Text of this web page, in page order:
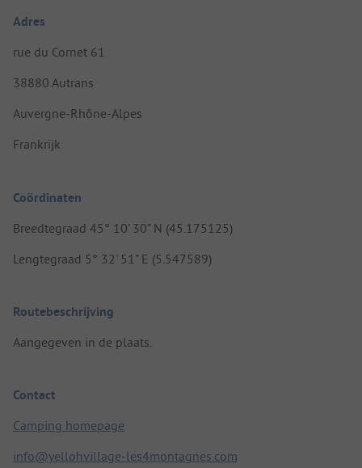
Adres
rue du Cornet 61
38880 Autrans
Auvergne-Rhône-Alpes
Frankrijk
Coördinaten
Breedtegraad 45° 10' 30" N (45.175125)
Lengtegraad 5° 32' 51" E (5.547589)
Routebeschrijving
Aangegeven in de plaats.
Contact
Camping homepage
info@yellohvillage-les4montagnes.com